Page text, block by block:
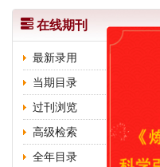
在线期刊
最新录用
当期目录
过刊浏览
高级检索
全年目录